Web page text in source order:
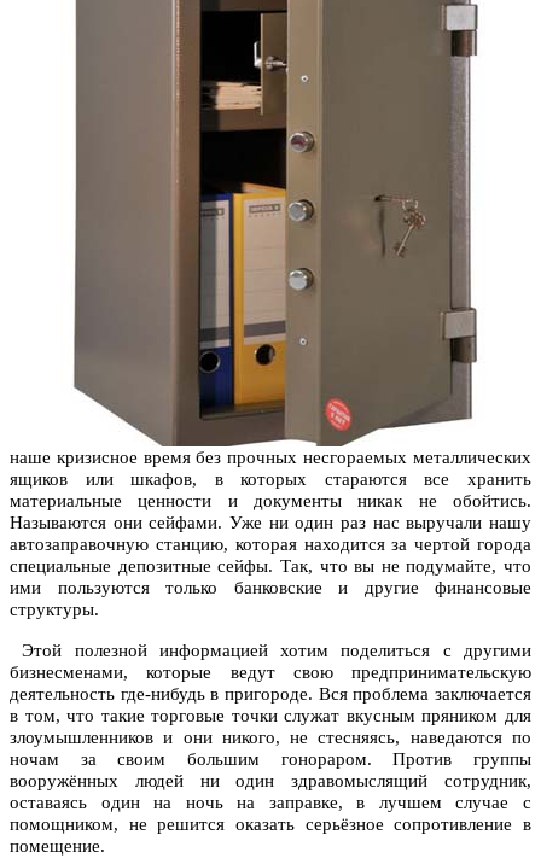
наше кризисное время без прочных несгораемых металлических
ящиков или шкафов, в которых стараются все хранить
материальные ценности и документы никак не обойтись.
Называются они сейфами. Уже ни один раз нас выручали нашу
автозаправочную станцию, которая находится за чертой города
специальные депозитные сейфы. Так, что вы не подумайте, что
ими пользуются только банковские и другие финансовые
структуры.
Этой полезной информацией хотим поделиться с другими
бизнесменами, которые ведут свою предпринимательскую
деятельность где-нибудь в пригороде. Вся проблема заключается
в том, что такие торговые точки служат вкусным пряником для
злоумышленников и они никого, не стесняясь, наведаются по
ночам за своим большим гонораром. Против группы
вооружённых людей ни один здравомыслящий сотрудник,
оставаясь один на ночь на заправке, в лучшем случае с
помощником, не решится оказать серьёзное сопротивление в
помещение.